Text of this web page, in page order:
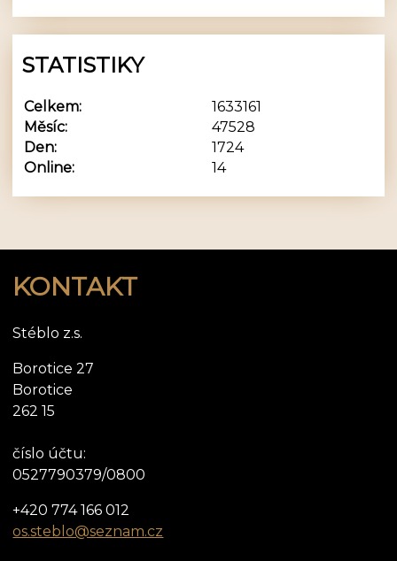
STATISTIKY
Online: 14
Celkem:
1633161
Měsíc:
47528
Den:
1724
KONTAKT
Stéblo z.s.
Borotice 27
Borotice
262 15
číslo účtu:
0527790379/0800
+420 774 166 012
os.steblo@seznam.cz